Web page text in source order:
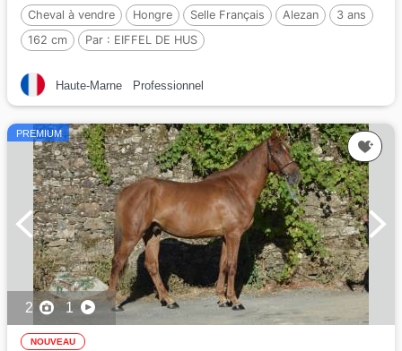
Cheval à vendre Hongre Selle Français Alezan
3 ans
162 cm
Par : EIFFEL DE HUS
Haute-Marne Professionnel
PREMIUM
2 1
NOUVEAU